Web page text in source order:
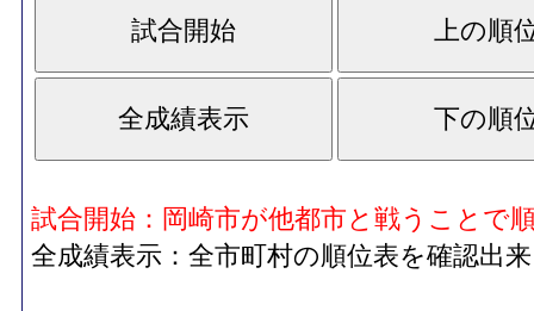
試合開始：岡崎市が他都市と戦うことで
全成績表示：全市町村の順位表を確認出